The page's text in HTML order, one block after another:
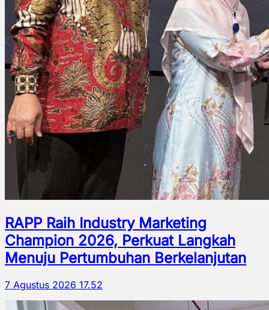
RAPP Raih Industry Marketing
Champion 2026, Perkuat Langkah
Menuju Pertumbuhan Berkelanjutan
7 Agustus 2026 17.52